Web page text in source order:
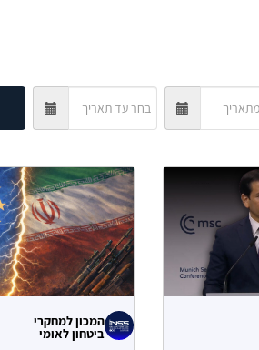
המכון למחקרי
ביטחון לאומי